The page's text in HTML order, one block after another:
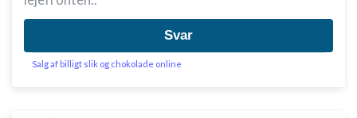
Svar
Salg af billigt slik og chokolade online